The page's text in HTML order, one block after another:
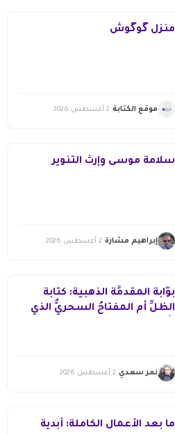
منزل گوگوش
موقع الكتابة 2 أغسطس 2026
سلامة موسى وإرث التّنوير
إبراهيم مشارة 2 أغسطس 2026
بوَّابةُ المقدمِّة الذهبية: كتابةُ
الظلِّ أم المفتاحُ السحريُّ الذي
نمر سعدي 2 أغسطس 2026
ما بعد الأعمال الكاملة: أبدية